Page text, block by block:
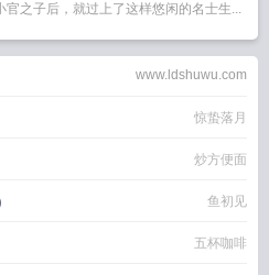
官之子后，就过上了这样悠闲的名士生...
www.ldshuwu.com
惊蛰落月
炒方便面
鱼初见
五杯咖啡